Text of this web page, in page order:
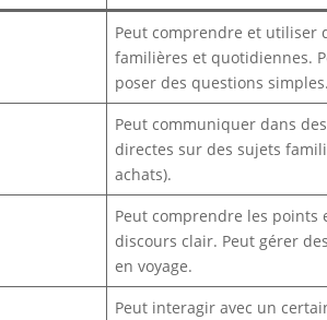
Peut comprendre et utiliser
familières et quotidiennes.
poser des questions simples.
Peut communiquer dans
directes sur des sujets
achats).
Peut comprendre les points
discours clair. Peut gérer
en voyage.
Peut interagir avec un